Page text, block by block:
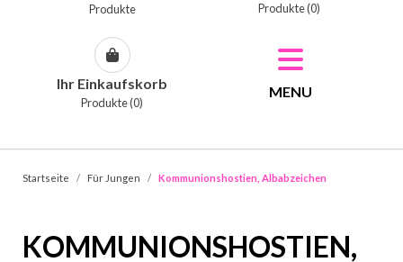
Produkte Produkte (0)
Ihr Einkaufskorb
Produkte (0)
MENU
Startseite Für Jungen Kommunionshostien, Albabzeichen
KOMMUNIONSHOSTIEN,